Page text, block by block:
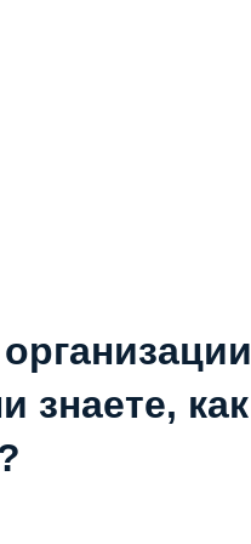
знаете, как